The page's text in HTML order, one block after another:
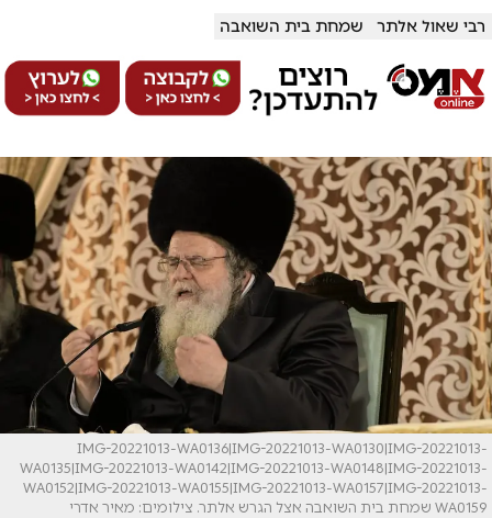
רבי שאול אלתר שמחת בית השואבה
IMG-20221013-WA0136|IMG-20221013-WA0130|IMG-20221013-
WA0135|IMG-20221013-WA0142|IMG-20221013-WA0148|IMG-20221013-
WA0152|IMG-20221013-WA0155|IMG-20221013-WA0157|IMG-20221013-
WA0159 שמחת בית השואבה אצל הגרש אלתר. צילומים: מאיר אדרי